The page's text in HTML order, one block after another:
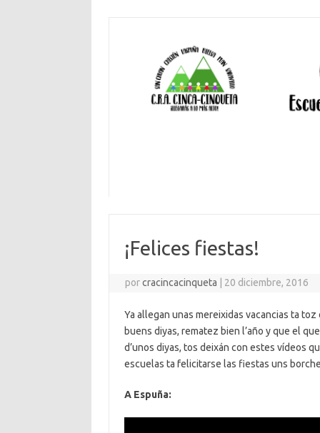
¡Felices fiestas!
porcracincacinqueta 20 diciembre, 2016
Ya allegan unas mereixidas vacancias ta
buens diyas, rematez bien l’año y que el
d’unos diyas, tos deixán con estes vídeos
escuelas ta felicitarse las fiestas uns
A Espuña: